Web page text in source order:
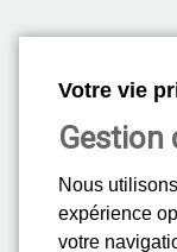
Votre vie
Gestion
Nous
expérience
votre
au 01 69 86 18 18